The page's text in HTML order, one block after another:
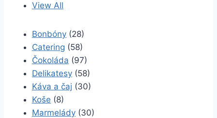
View All
Bonbóny (28)
Catering (58)
Čokoláda (97)
Delikatesy (58)
Káva a čaj (30)
Koše (8)
Marmelády (30)